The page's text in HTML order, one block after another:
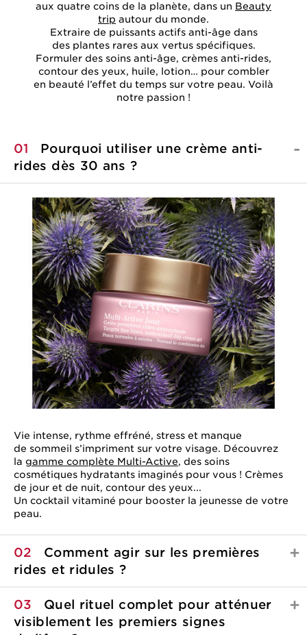
aux quatre coins de la planète, dans un Beauty
trip autour du monde.
Extraire de puissants actifs anti-âge dans
des plantes rares aux vertus spécifiques.
Formuler des soins anti-âge, crèmes anti-rides,
contour des yeux, huile, lotion… pour combler
en beauté l’effet du temps sur votre peau. Voilà
notre passion !
01
Pourquoi utiliser une crème anti-
rides dès 30 ans ?
Vie intense, rythme effréné, stress et manque
de sommeil s’impriment sur votre visage. Découvrez
la gamme complète Multi-Active, des soins
cosmétiques hydratants imaginés pour vous ! Crèmes
de jour et de nuit, contour des yeux...
Un cocktail vitaminé pour booster la jeunesse de votre
peau.
02
Comment agir sur les premières
rides et ridules ?
03
Quel rituel complet pour atténuer
visiblement les premiers signes